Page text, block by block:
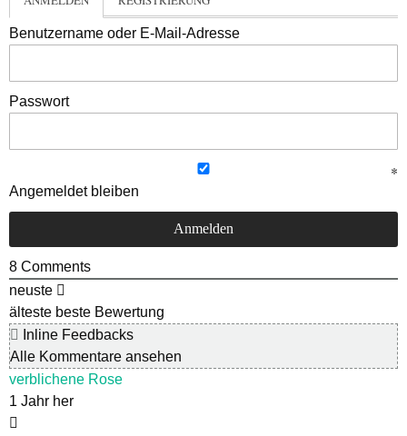
Benutzername oder E-Mail-Adresse
Passwort
Angemeldet bleiben
8 Comments
neuste
älteste beste Bewertung
Inline Feedbacks
Alle Kommentare ansehen
verblichene Rose
1 Jahr her